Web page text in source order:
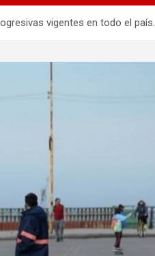
vigentes en todo el país.